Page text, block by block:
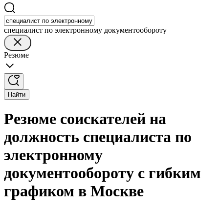
специалист по электронному документообороту
Резюме
Найти
Резюме соискателей на
должность специалиста по
электронному
документообороту с гибким
графиком в Москве